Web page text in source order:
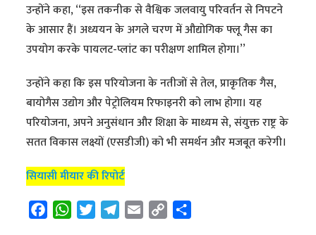
उन्होंने कहा, ‘‘इस तकनीक से वैश्विक जलवायु परिवर्तन से निपटने
के आसार हैं। अध्ययन के अगले चरण में औद्योगिक फ्लू गैस का
उपयोग करके पायलट-प्लांट का परीक्षण शामिल होगा।’’
उन्होंने कहा कि इस परियोजना के नतीजों से तेल, प्राकृतिक गैस,
बायोगैस उद्योग और पेट्रोलियम रिफाइनरी को लाभ होगा। यह
परियोजना, अपने अनुसंधान और शिक्षा के माध्यम से, संयुक्त राष्ट्र के
सतत विकास लक्ष्यों (एसडीजी) को भी समर्थन और मजबूत करेगी।
सियासी मीयार की रिपोर्ट
W